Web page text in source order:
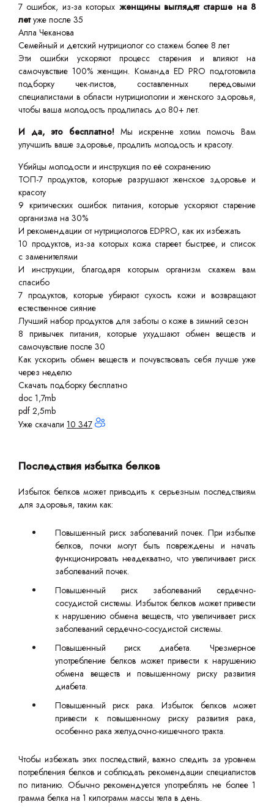
7 ошибок, из-за которых женщины выглядят старше на 8
летуже после 35
Алла Чеканова
Семейный и детский нутрициолог со стажем более 8 лет
Эти ошибки ускоряют процесс старения и влияют на
самочувствие 100% женщин. Команда ED PRO подготовила
подборку чек-листов, составленных передовыми
специалистами в области нутрициологии и женского здоровья,
чтобы ваша молодость продлилась до 80+ лет.
И да, это бесплатно! Мы искренне хотим помочь Вам
улучшить ваше здоровье, продлить молодость и красоту.
Убийцы молодости и инструкция по её сохранению
ТОП-7 продуктов, которые разрушают женское здоровье и
красоту
9 критических ошибок питания, которые ускоряют старение
организма на 30%
И рекомендации от нутрициологов EDPRO, как их избежать
10 продуктов, из-за которых кожа стареет быстрее, и список
с заменителями
И инструкции, благодаря которым организм скажем вам
спасибо
7 продуктов, которые убирают сухость кожи и возвращают
естественное сияние
Лучший набор продуктов для заботы о коже в зимний сезон
8 привычек питания, которые ухудшают обмен веществ и
самочувствие после 30
Как ускорить обмен веществ и почувствовать себя лучше уже
через неделю
Скачать подборку бесплатно
doc 1,7mb
pdf 2,5mb
Уже скачали 10 347
Последствия избытка белков
Избыток белков может приводить к серьезным последствиям
для здоровья, таким как:
Повышенный риск заболеваний почек. При избытке
белков, почки могут быть повреждены и начать
функционировать неадекватно, что увеличивает риск
заболеваний почек.
Повышенный риск заболеваний сердечно-
сосудистой системы. Избыток белков может привести
к нарушению обмена веществ, что увеличивает риск
заболеваний сердечно-сосудистой системы.
Повышенный риск диабета. Чрезмерное
употребление белков может привести к нарушению
обмена веществ и повышенному риску развития
диабета.
Повышенный риск рака. Избыток белков может
привести к повышенному риску развития рака,
особенно рака желудочно-кишечного тракта.
Чтобы избежать этих последствий, важно следить за уровнем
потребления белков и соблюдать рекомендации специалистов
по питанию. Обычно рекомендуется употреблять не более 1
грамма белка на 1 килограмм массы тела в день.